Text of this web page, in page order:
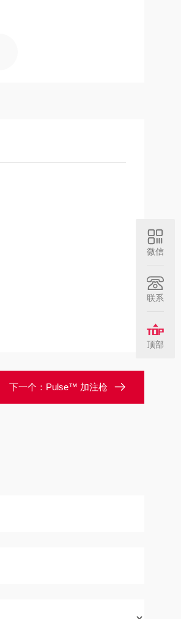
下一个： Pulse™ 加注枪
微信
联系
顶部